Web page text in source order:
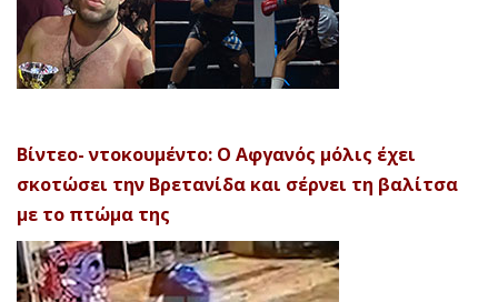
Βίντεο- ντοκουμέντο: Ο Αφγανός μόλις έχει
σκοτώσει την Βρετανίδα και σέρνει τη βαλίτσα
με το πτώμα της